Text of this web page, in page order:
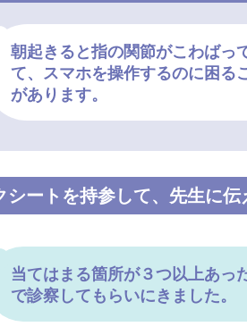
朝起きると指の関節がこわばっ
て、スマホを操作するのに困る
があります。
シートを持参して、先生に伝
当てはまる箇所が３つ以上あっ
で診察してもらいにきました。